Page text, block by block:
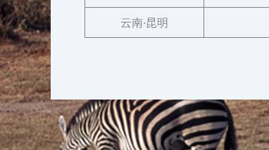
云南·昆明